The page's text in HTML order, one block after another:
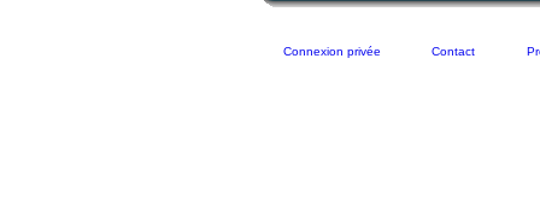
Connexion privée Contact